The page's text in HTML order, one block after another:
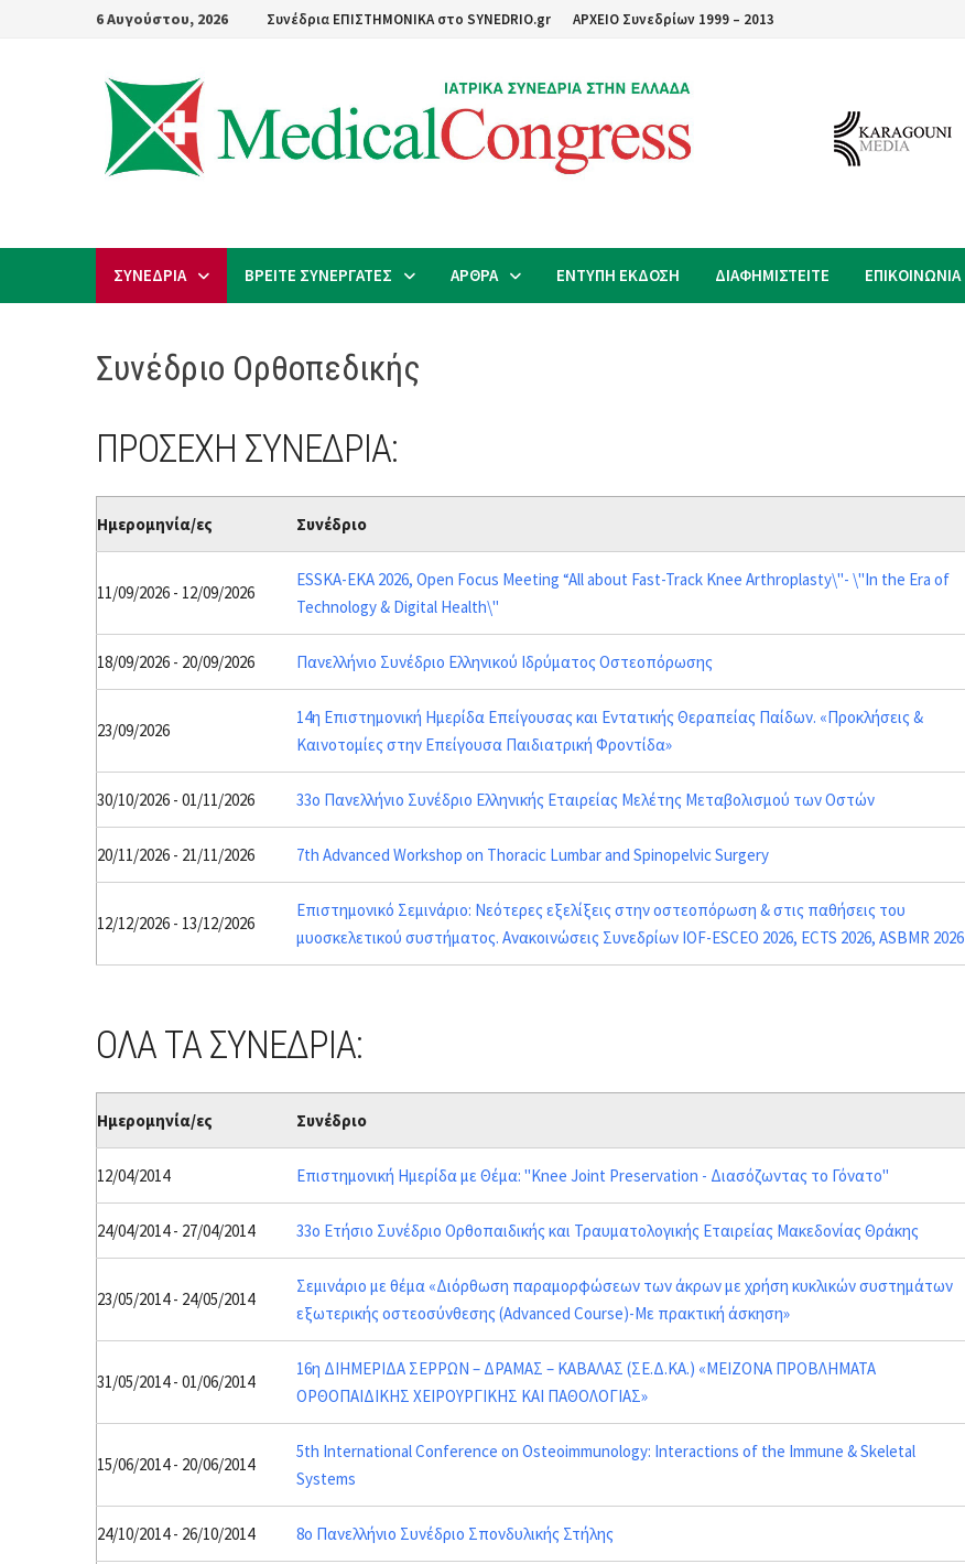
6 Αυγούστου, 2026 Συνέδρια ΕΠΙΣΤΗΜΟΝΙΚΑ στο SYNEDRIO.gr ΑΡΧΕΙΟ Συνεδρίων 1999 – 2013
ΣΥΝΕΔΡΙΑ ΒΡΕΙΤΕ ΣΥΝΕΡΓΑΤΕΣ ΑΡΘΡΑ ΕΝΤΥΠΗ ΕΚΔΟΣΗ ΔΙΑΦΗΜΙΣΤΕΙΤΕ ΕΠΙΚΟΙΝΩΝΙΑ
Συνέδριο Ορθοπεδικής
ΠΡΟΣΕΧΗ ΣΥΝΕΔΡΙΑ:
Ημερομηνία/ες Συνέδριο
11/09/2026 - 12/09/2026
ESSKA-EKA 2026, Open Focus Meeting “All about Fast-Track Knee Arthroplasty\"- \"In the Era of
Technology & Digital Health\"
18/09/2026 - 20/09/2026 Πανελλήνιο Συνέδριο Ελληνικού Ιδρύματος Οστεοπόρωσης
23/09/2026
14η Επιστημονική Ημερίδα Επείγουσας και Εντατικής Θεραπείας Παίδων. «Προκλήσεις &
Καινοτομίες στην Επείγουσα Παιδιατρική Φροντίδα»
30/10/2026 - 01/11/2026 33ο Πανελλήνιο Συνέδριο Ελληνικής Εταιρείας Μελέτης Μεταβολισμού των Οστών
20/11/2026 - 21/11/2026 7th Advanced Workshop on Thoracic Lumbar and Spinopelvic Surgery
12/12/2026 - 13/12/2026
Επιστημονικό Σεμινάριο: Νεότερες εξελίξεις στην οστεοπόρωση & στις παθήσεις του
μυοσκελετικού συστήματος. Ανακοινώσεις Συνεδρίων IOF-ESCEO 2026, ECTS 2026, ASBMR 2026
ΟΛΑ ΤΑ ΣΥΝΕΔΡΙΑ:
Ημερομηνία/ες Συνέδριο
12/04/2014 Επιστημονική Ημερίδα με Θέμα: "Knee Joint Preservation - Διασόζωντας το Γόνατο"
24/04/2014 - 27/04/2014 33o Ετήσιο Συνέδριο Ορθοπαιδικής και Τραυματολογικής Εταιρείας Μακεδονίας Θράκης
23/05/2014 - 24/05/2014
Σεμινάριο με θέμα «Διόρθωση παραμορφώσεων των άκρων με χρήση κυκλικών συστημάτων
εξωτερικής οστεοσύνθεσης (Advanced Course)-Με πρακτική άσκηση»
31/05/2014 - 01/06/2014
16η ΔΙΗΜΕΡΙΔΑ ΣΕΡΡΩΝ – ΔΡΑΜΑΣ – ΚΑΒΑΛΑΣ (ΣΕ.Δ.ΚΑ.) «ΜΕΙΖΟΝΑ ΠΡΟΒΛΗΜΑΤΑ
ΟΡΘΟΠΑΙΔΙΚΗΣ ΧΕΙΡΟΥΡΓΙΚΗΣ ΚΑΙ ΠΑΘΟΛΟΓΙΑΣ»
15/06/2014 - 20/06/2014
5th International Conference on Osteoimmunology: Interactions of the Immune & Skeletal
Systems
24/10/2014 - 26/10/2014 8ο Πανελλήνιο Συνέδριο Σπονδυλικής Στήλης